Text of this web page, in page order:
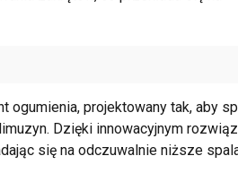
ogumienia, projektowany tak, aby
Dzięki innowacyjnym
się na odczuwalnie niższe